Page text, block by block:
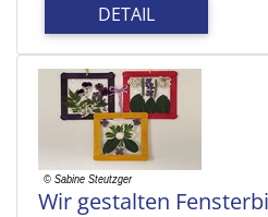
DETAIL
Wir gestalten